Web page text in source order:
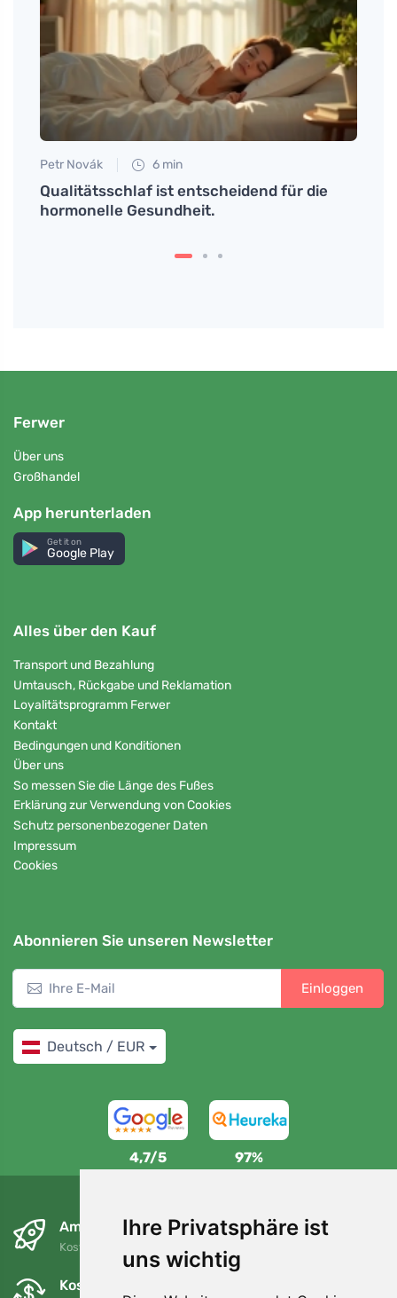
Ihre Privatsphäre ist
uns wichtig
Petr Novák 6 min
Qualitätsschlaf ist entscheidend für die
hormonelle Gesundheit.
Ferwer
Über uns
Großhandel
App herunterladen
Get it on
Google Play
Alles über den Kauf
Transport und Bezahlung
Umtausch, Rückgabe und Reklamation
Loyalitätsprogramm Ferwer
Kontakt
Bedingungen und Konditionen
Über uns
So messen Sie die Länge des Fußes
Erklärung zur Verwendung von Cookies
Schutz personenbezogener Daten
Impressum
Cookies
Abonnieren Sie unseren Newsletter
Einloggen
Deutsch / EUR
4,7/5 97%
Am nächsten Tag und kostenlos
Kostenloser Versand für Bestellungen über 80 EUR
Kostenloser Umtausch und Rückgabe